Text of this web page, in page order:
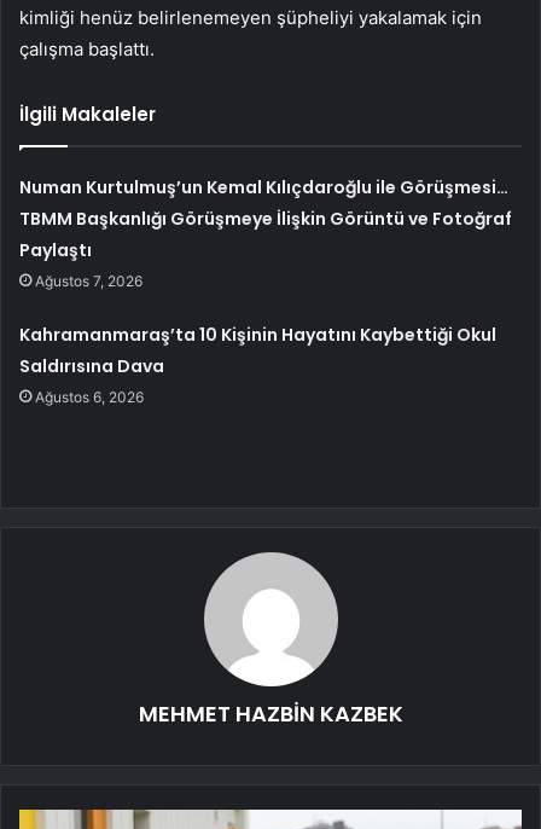
kimliği henüz belirlenemeyen şüpheliyi yakalamak için
çalışma başlattı.
İlgili Makaleler
Numan Kurtulmuş’un Kemal Kılıçdaroğlu ile Görüşmesi…
TBMM Başkanlığı Görüşmeye İlişkin Görüntü ve Fotoğraf
Paylaştı
Ağustos 7, 2026
Kahramanmaraş’ta 10 Kişinin Hayatını Kaybettiği Okul
Saldırısına Dava
Ağustos 6, 2026
MEHMET HAZBİN KAZBEK